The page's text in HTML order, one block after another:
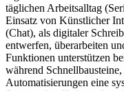
täglichen Arbeitsalltag
Einsatz von Künstlicher
(Chat), als digitaler
entwerfen, überarbeiten
Funktionen unterstützen
während
Automatisierungen eine